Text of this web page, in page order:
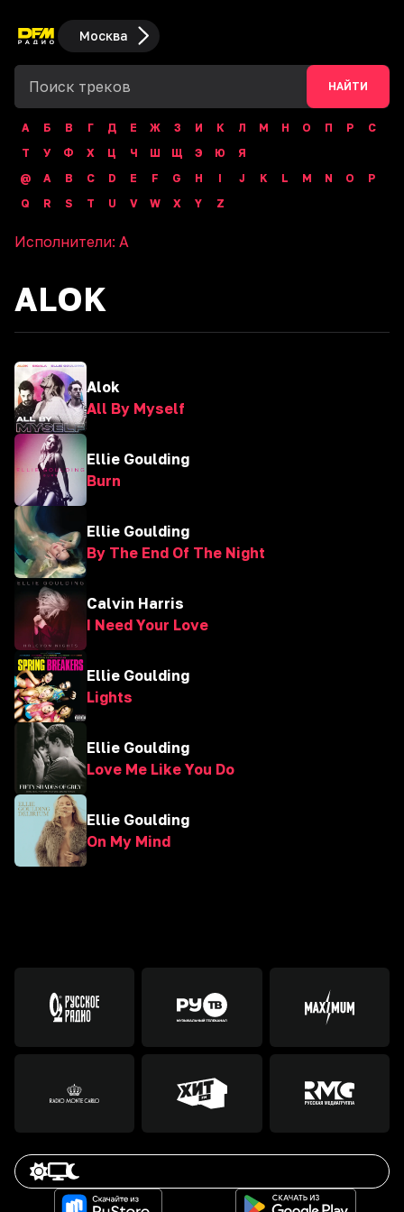
Москва
НАЙТИ
А Б В Г Д Е Ж З И К Л М Н О П Р
С
Т
У Ф Х Ц Ч Ш Щ Э Ю
Я
@
A B C D E F G H I J K L M N O
P
Q
R S T U V W X Y Z
Исполнители: A
ALOK
Alok
All By Myself
Ellie Goulding
Burn
Ellie Goulding
By The End Of The Night
Calvin Harris
I Need Your Love
Ellie Goulding
Lights
Ellie Goulding
Love Me Like You Do
Ellie Goulding
On My Mind